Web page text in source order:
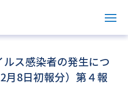
サ
ス感染者の発生につ
月8日初報分）第４報